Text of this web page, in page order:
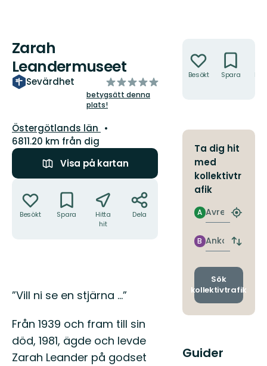
Zarah
Leandermuseet
Sevärdhet
av
5
stjärnor
betygsätt denna
plats!
Län:
Östergötlands län
6811.20 km från dig
Visa på kartan
Besökt Spara
Hitta
hit
Dela
Beskrivning
”Vill ni se en stjärna …”
Från 1939 och fram till sin
död, 1981, ägde och levde
Zarah Leander på godset
Besökt Spara
Ta dig hit
med
kollektivtr
afik
Avresa
A
Hitta
Ankomst
B
Byt
och
Sök
kollektivtrafik
Guider